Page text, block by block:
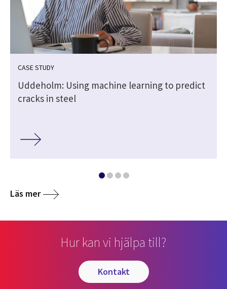
CASE STUDY
Uddeholm: Using machine learning to predict
cracks in steel
Läs mer
Hur kan vi hjälpa till?
kontakt